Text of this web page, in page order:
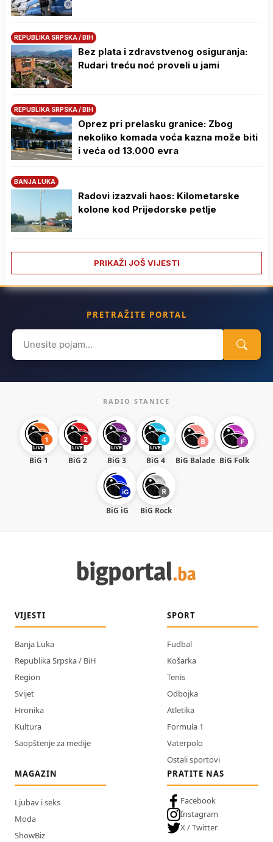
REPUBLIKA SRPSKA / BIH
Bez plata i zdravstvenog osiguranja:
Rudari treću noć proveli u jami
REPUBLIKA SRPSKA / BIH
Oprez pri prelasku granice: Zbog
nekoliko komada voća kazna može biti
i veća od 13.000 evra
BANJA LUKA
Radovi izazvali haos: Kilometarske
kolone kod Prijedorske petlje
PRIKAŽI JOŠ VIJESTI
PRETRAŽITE PORTAL
Search
for:
RADIO STANICE
BiG 1 BiG 2 BiG 3 BiG 4 BiG Balade BiG Folk
BiG iG BiG Rock
VIJESTI
Banja Luka
Republika Srpska / BiH
Region
Svijet
Hronika
Kultura
Saopštenje za medije
SPORT
Fudbal
Košarka
Tenis
Odbojka
Atletika
Formula 1
Vaterpolo
Ostali sportovi
MAGAZIN
Ljubav i seks
Moda
ShowBiz
PRATITE NAS
Facebook
Instagram
X / Twitter